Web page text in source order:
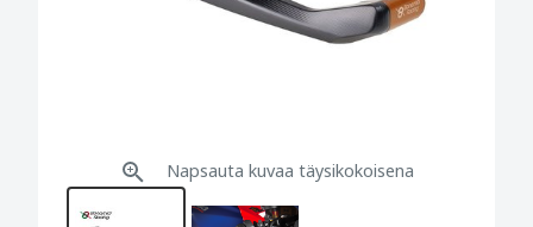
Napsauta kuvaa täysikokoisena